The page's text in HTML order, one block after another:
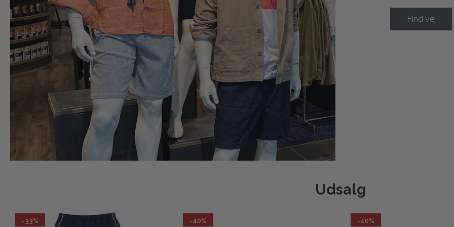
Find vej
Udsalg
-33% -40% -40%